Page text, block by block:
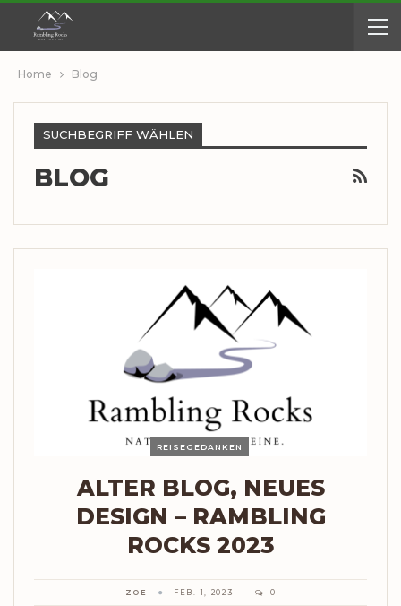
Home Blog
SUCHBEGRIFF WÄHLEN
BLOG
REISEGEDANKEN
ALTER BLOG, NEUES
DESIGN – RAMBLING
ROCKS 2023
ZOE FEB. 1, 2023 0